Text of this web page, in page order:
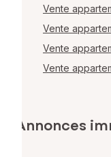
Vente
Vente
Vente
Vente
Annonces